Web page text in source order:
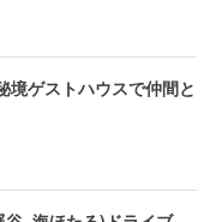
境ゲストハウスで仲間と